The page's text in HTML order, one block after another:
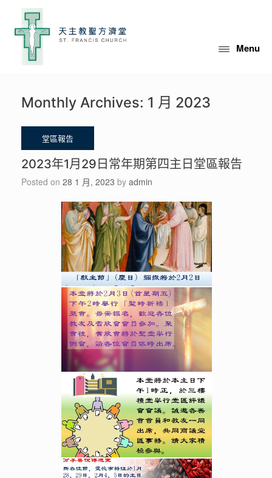
content
Menu
Monthly Archives: 1 月 2023
2023年1月29日常年期第四主日堂區報告
Posted on 28 1 月, 2023 by admin